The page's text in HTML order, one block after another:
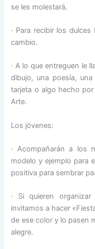
se les molestará.
· Para recibir los
cambio.
· A lo que entreguen le
dibujo, una poesía,
tarjeta o algo hecho
Arte.
Los jóvenes:
· Acompañarán a los
modelo y ejemplo para
positiva para sembrar
· Si quieren
invitamos a hacer
de ese color y lo pasen
alegre.